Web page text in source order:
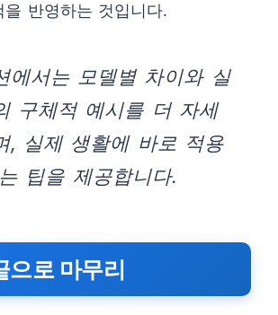
을 반영하는 것입니다.
에서는 모델별 차이와 실
구체적 예시를 더 자세
, 실제 생활에 바로 적용
팁을 제공합니다.
으로 마무리